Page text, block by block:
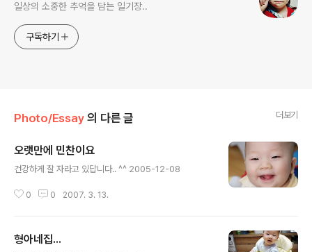
일상의 소중한 추억을 담는 일기장..
구독하기
Photo/Essay 의 다른 글 더보기
오랫만에 민찬이요
건강하게 잘 자라고 있답니다.. ^^ 2005-12-08
0 0 2007. 3. 13.
형아네집...